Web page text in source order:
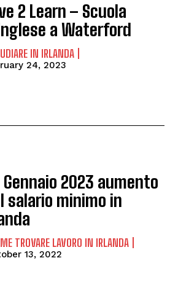
2 Learn – Scuola
a Waterford
IN IRLANDA
24, 2023
Gennaio 2023 aumento
salario minimo in
TROVARE LAVORO IN IRLANDA
13, 2022